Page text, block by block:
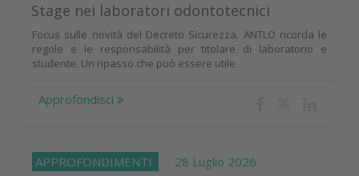
Stage nei laboratori odontotecnici
Focus sulle novità del Decreto Sicurezza. ANTLO ricorda le
regole e le responsabilità per titolare di laboratorio e
studente. Un ripasso che può essere utile
Approfondisci
APPROFONDIMENTI 28 Luglio 2026